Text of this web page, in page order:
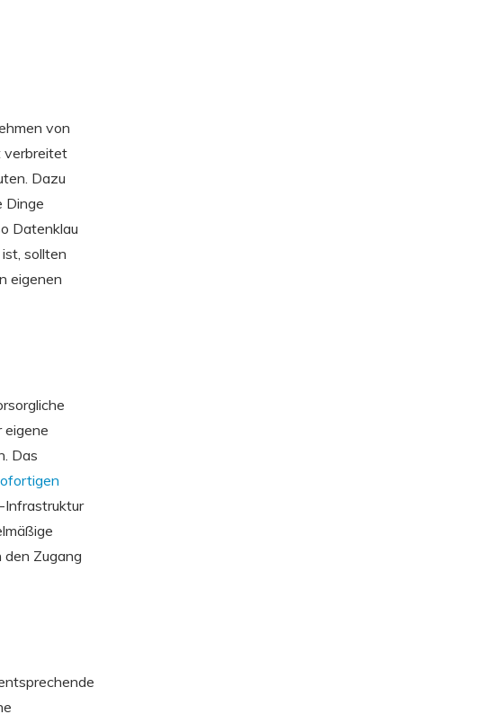
von
verbreitet
Dazu
Dinge
Datenklau
sollten
eigenen
eigene
Das
Infrastruktur
Zugang